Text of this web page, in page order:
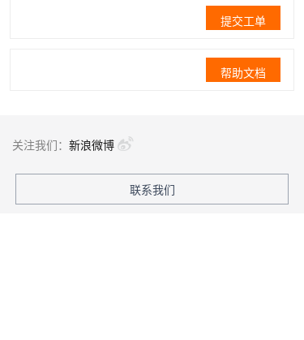
提交工单
帮助文档